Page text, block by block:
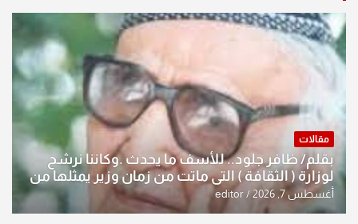
مقالات
بقلم/ ظافر جلود.. للأسف ما يحدث .وكاننا نرشح
لوزارة ( الثقافة ) التي ماتت من زمان وزير يمثلها من
النخبة والإرث العظيم للثقافة العراقية..
أغسطس 7, 2026 editor